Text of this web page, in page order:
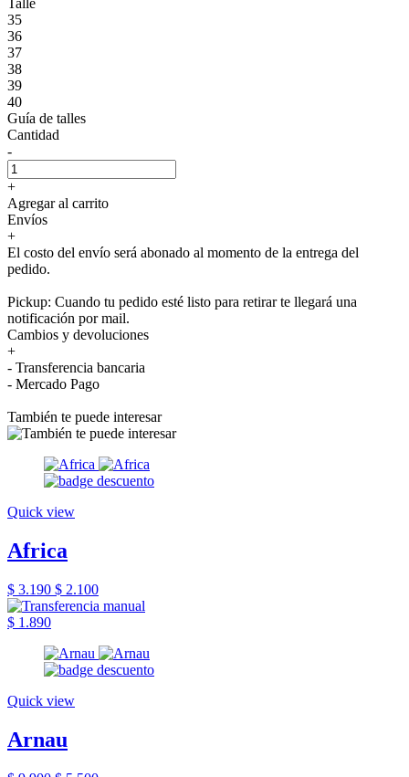
35
36
37
38
39
40
Guía de talles
Cantidad
-
+
Agregar al carrito
Envíos
+
El costo del envío será abonado al momento de la entrega del
pedido.
Pickup: Cuando tu pedido esté listo para retirar te llegará una
notificación por mail.
Cambios y devoluciones
+
- Transferencia bancaria
- Mercado Pago
También te puede interesar
Quick view
Africa
$ 3.190 $ 2.100
$ 1.890
Quick view
Arnau